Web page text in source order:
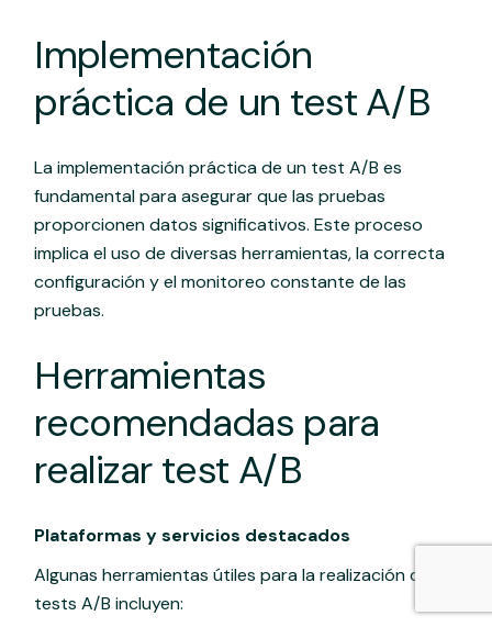
Implementación
práctica de un test A/B
La implementación práctica de un test A/B es
fundamental para asegurar que las pruebas
proporcionen datos significativos. Este proceso
implica el uso de diversas herramientas, la correcta
configuración y el monitoreo constante de las
pruebas.
Herramientas
recomendadas para
realizar test A/B
Plataformas y servicios destacados
Algunas herramientas útiles para la realización de
tests A/B incluyen: